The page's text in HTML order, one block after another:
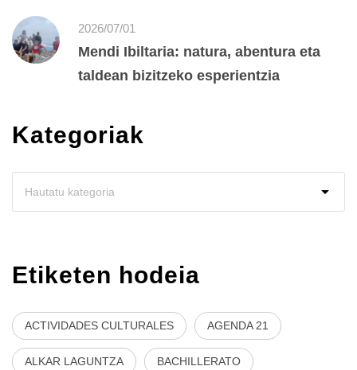
2026/07/01
Mendi Ibiltaria: natura, abentura eta
taldean bizitzeko esperientzia
Kategoriak
Etiketen hodeia
ACTIVIDADES CULTURALES AGENDA 21
ALKAR LAGUNTZA BACHILLERATO